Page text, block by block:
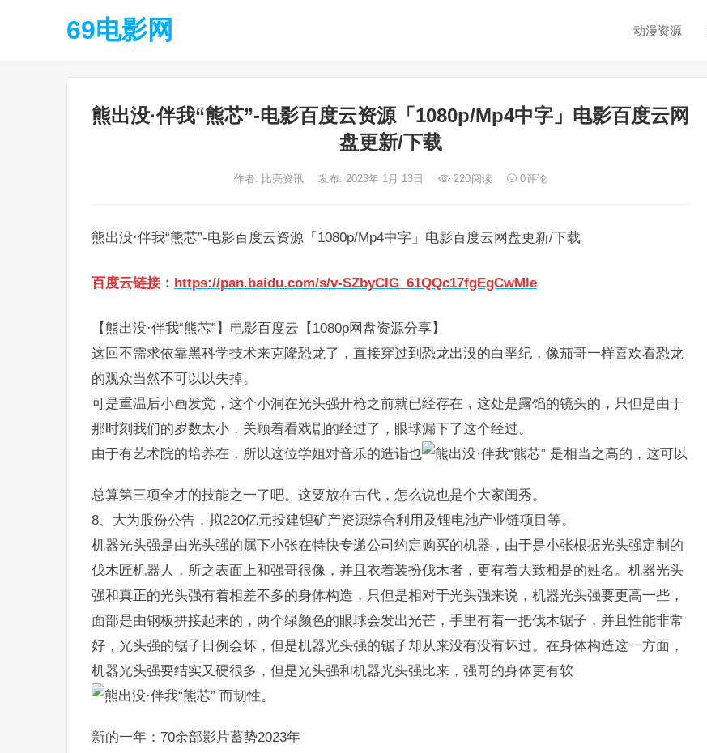
69电影网 动漫资源
熊出没·伴我“熊芯”-电影百度云资源「1080p/Mp4中字」电影百度云网
盘更新/下载
作者: 比亮资讯 发布: 2023年 1月 13日 220阅读 0评论
熊出没·伴我“熊芯”-电影百度云资源「1080p/Mp4中字」电影百度云网盘更新/下载
百度云链接 ： https://pan.baidu.com/s/v-SZbyCIG_61QQc17fgEgCwMle
【熊出没·伴我“熊芯”】电影百度云【1080p网盘资源分享】
这回不需求依靠黑科学技术来克隆恐龙了，直接穿过到恐龙出没的白垩纪，像茄哥一样喜欢看恐龙
的观众当然不可以以失掉。
可是重温后小画发觉，这个小洞在光头强开枪之前就已经存在，这处是露馅的镜头的，只但是由于
那时刻我们的岁数太小，关顾着看戏剧的经过了，眼球漏下了这个经过。
由于有艺术院的培养在，所以这位学姐对音乐的造诣也
是相当之高的，这可以
总算第三项全才的技能之一了吧。这要放在古代，怎么说也是个大家闺秀。
8、大为股份公告，拟220亿元投建锂矿产资源综合利用及锂电池产业链项目等。
机器光头强是由光头强的属下小张在特快专递公司约定购买的机器，由于是小张根据光头强定制的
伐木匠机器人，所之表面上和强哥很像，并且衣着装扮伐木者，更有着大致相是的姓名。机器光头
强和真正的光头强有着相差不多的身体构造，只但是相对于光头强来说，机器光头强要更高一些，
面部是由钢板拼接起来的，两个绿颜色的眼球会发出光芒，手里有着一把伐木锯子，并且性能非常
好，光头强的锯子日例会坏，但是机器光头强的锯子却从来没有没有坏过。在身体构造这一方面，
机器光头强要结实又硬很多，但是光头强和机器光头强比来，强哥的身体更有软
而韧性。
新的一年：70余部影片蓄势2023年